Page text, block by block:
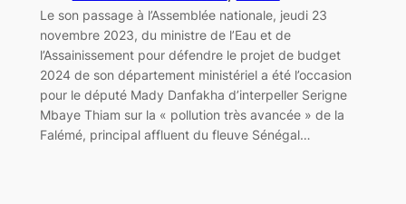
Le son passage à l’Assemblée nationale, jeudi 23
novembre 2023, du ministre de l’Eau et de
l’Assainissement pour défendre le projet de budget
2024 de son département ministériel a été l’occasion
pour le député Mady Danfakha d’interpeller Serigne
Mbaye Thiam sur la « pollution très avancée » de la
Falémé, principal affluent du fleuve Sénégal…